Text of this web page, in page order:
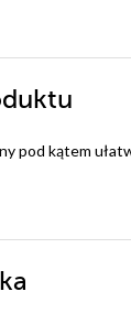
pod kątem